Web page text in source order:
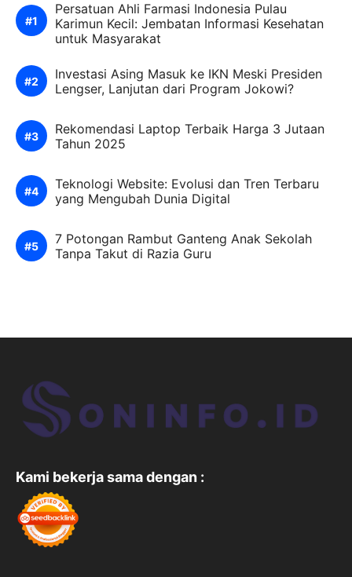
Persatuan Ahli Farmasi Indonesia Pulau
Karimun Kecil: Jembatan Informasi Kesehatan
untuk Masyarakat
Investasi Asing Masuk ke IKN Meski Presiden
Lengser, Lanjutan dari Program Jokowi?
Rekomendasi Laptop Terbaik Harga 3 Jutaan
Tahun 2025
Teknologi Website: Evolusi dan Tren Terbaru
yang Mengubah Dunia Digital
7 Potongan Rambut Ganteng Anak Sekolah
Tanpa Takut di Razia Guru
Kami bekerja sama dengan :